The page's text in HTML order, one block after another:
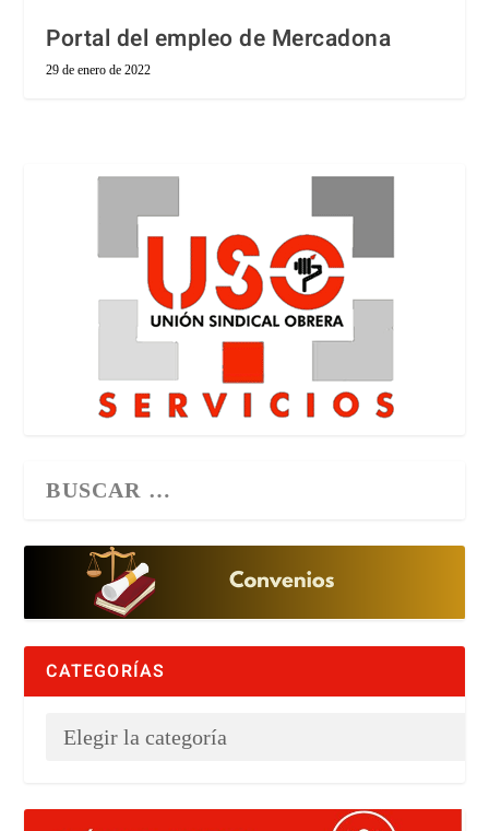
Portal del empleo de Mercadona
29 de enero de 2022
CATEGORÍAS